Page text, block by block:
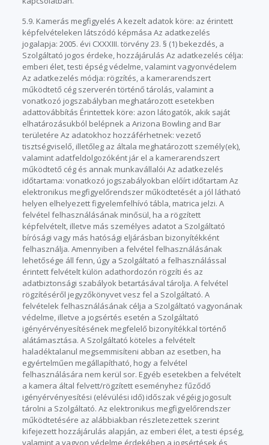
5.9. Kamerás megfigyelés A kezelt adatok köre: az érintett
képfelvételeken látszódó képmása Az adatkezelés
jogalapja: 2005. évi CXXXIII. törvény 23. § (1) bekezdés, a
Szolgáltató jogos érdeke, hozzájárulás Az adatkezelés célja:
emberi élet, testi épség védelme, valamint vagyonvédelem
Az adatkezelés módja: rögzítés, a kamerarendszert
működtető cég szerverén történő tárolás, valamint a
vonatkozó jogszabályban meghatározott esetekben
adattovábbítás Érintettek köre: azon látogatók, akik saját
elhatározásukból belépnek a Arizona Bowling and Bar
területére Az adatokhoz hozzáférhetnek: vezető
tisztségviselő, illetőleg az általa meghatározott személy(ek),
valamint adatfeldolgozóként jár el a kamerarendszert
működtető cég és annak munkavállalói Az adatkezelés
időtartama: vonatkozó jogszabályokban előírt időtartam Az
elektronikus megfigyelőrendszer működtetését a jól látható
helyen elhelyezett figyelemfelhívó tábla, matrica jelzi. A
felvétel felhasználásának minősül, ha a rögzített
képfelvételt, illetve más személyes adatot a Szolgáltató
bírósági vagy más hatósági eljárásban bizonyítékként
felhasználja. Amennyiben a felvétel felhasználásának
lehetősége áll fenn, úgy a Szolgáltató a felhasználással
érintett felvételt külön adathordozón rögzíti és az
adatbiztonsági szabályok betartásával tárolja. A felvétel
rögzítéséről jegyzőkönyvet vesz fel a Szolgáltató. A
felvételek felhasználásának célja a Szolgáltató vagyonának
védelme, illetve a jogsértés esetén a Szolgáltató
igényérvényesítésének megfelelő bizonyítékkal történő
alátámasztása. A Szolgáltató köteles a felvételt
haladéktalanul megsemmisíteni abban az esetben, ha
egyértelműen megállapítható, hogy a felvétel
felhasználására nem kerül sor. Egyéb esetekben a felvételt
a kamera által felvett/rögzített eseményhez fűződő
igényérvényesítési (elévülési idő) időszak végéig jogosult
tárolni a Szolgáltató. Az elektronikus megfigyelőrendszer
működtetésére az alábbiakban részletezettek szerint
kifejezett hozzájárulás alapján, az emberi élet, a testi épség,
valamint a vagyon védelme érdekében a jogsértések és